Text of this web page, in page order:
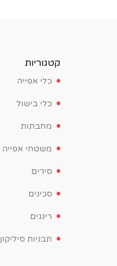
קטגוריות
כלי אפייה
כלי בישול
מחבתות
משטחי אפייה
סירים
סכינים
רינגים
תבניות סיליקון